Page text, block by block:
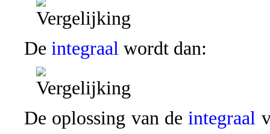
De integraal wordt dan:
De oplossing van deintegraal